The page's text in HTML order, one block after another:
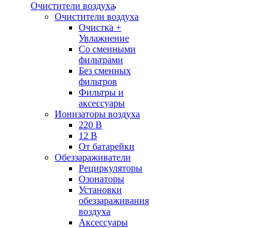
Очистители воздуха
Очистители воздуха
Очистка +
Увлажнение
Cо сменными
фильтрами
Без сменных
фильтров
Фильтры и
аксессуары
Ионизаторы воздуха
220 В
12 В
От батарейки
Обеззараживатели
Рециркуляторы
Озонаторы
Установки
обеззараживания
воздуха
Аксессуары